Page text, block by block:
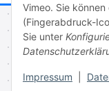
Vimeo. Sie
(Fingerabdruck-
Sie unter
Impressum
Informationen
Gesetzliche